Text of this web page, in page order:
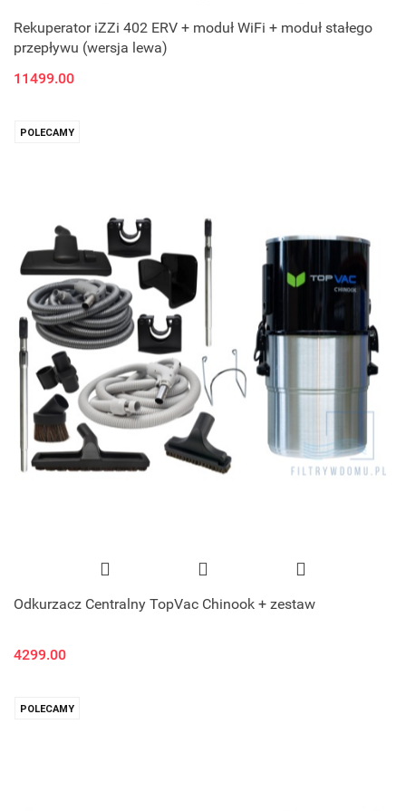
Rekuperator iZZi 402 ERV + moduł WiFi + moduł stałego
przepływu (wersja lewa)
11499.00
POLECAMY
Odkurzacz Centralny TopVac Chinook + zestaw
4299.00
POLECAMY